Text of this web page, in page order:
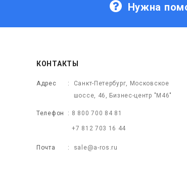
Нужна
КОНТАКТЫ
Адрес
Санкт-Петербург, Московское
шоссе, 46, Бизнес-центр "М46"
Телефон 8 800 700 84 81
+7 812 703 16 44
Почта sale@a-ros.ru